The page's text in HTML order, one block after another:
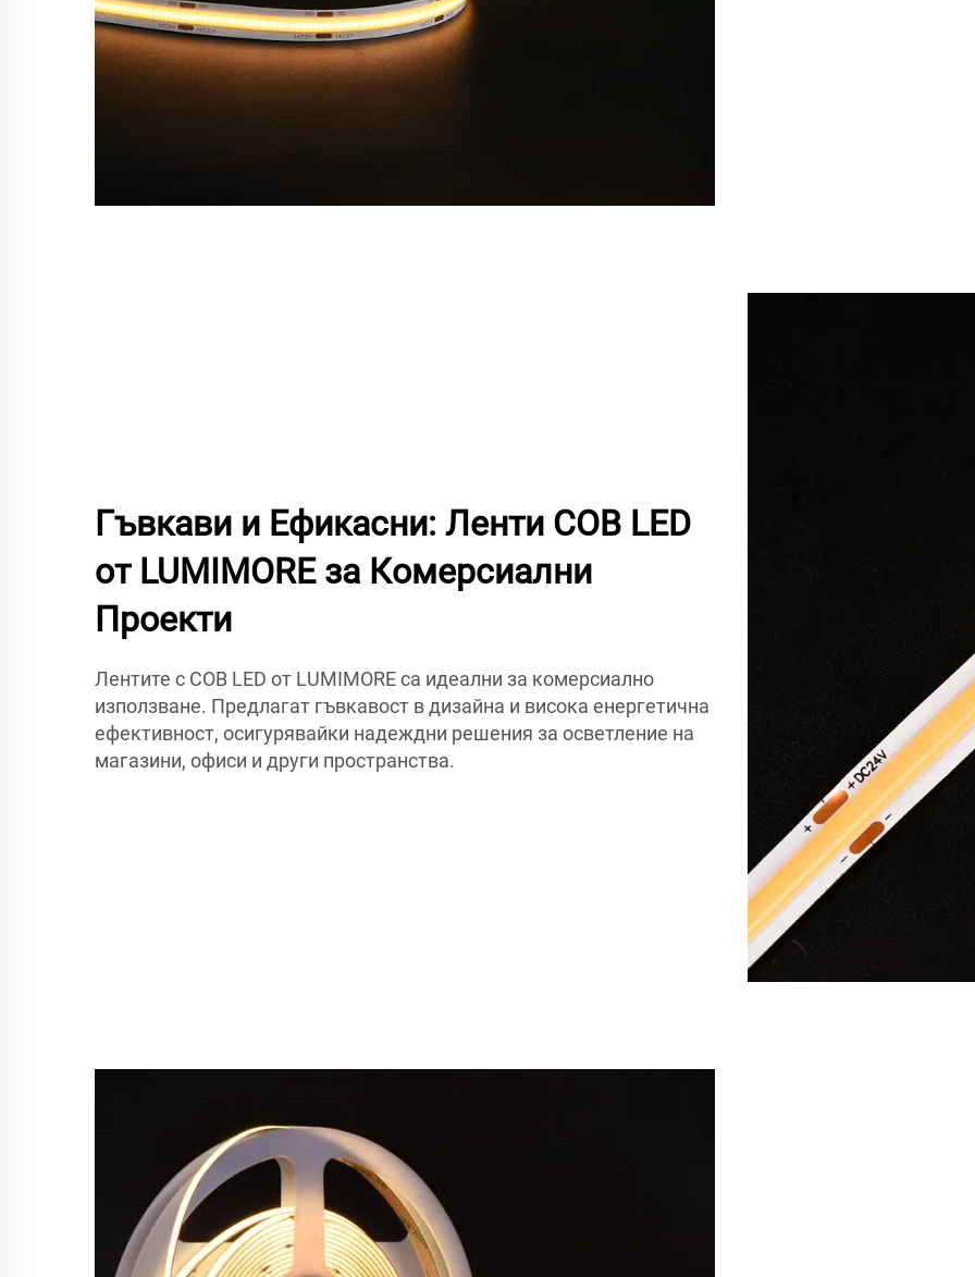
Гъвкави и Ефикасни: Ленти COB LED
от LUMIMORE за Комерсиални
Проекти
Лентите с COB LED от LUMIMORE са идеални за комерсиално
използване. Предлагат гъвкавост в дизайна и висока енергетична
ефективност, осигурявайки надеждни решения за осветление на
магазини, офиси и други пространства.